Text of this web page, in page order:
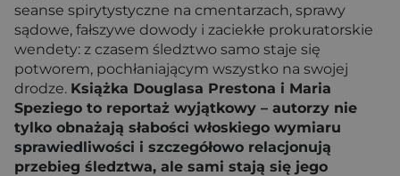
seanse spirytystyczne na cmentarzach, sprawy
sądowe, fałszywe dowody i zaciekłe prokuratorskie
wendety: z czasem śledztwo samo staje się
potworem, pochłaniającym wszystko na swojej
drodze. Książka Douglasa Prestona i Maria
Speziego to reportaż wyjątkowy – autorzy nie
tylko obnażają słabości włoskiego wymiaru
sprawiedliwości i szczegółowo relacjonują
przebieg śledztwa, ale sami stają się jego